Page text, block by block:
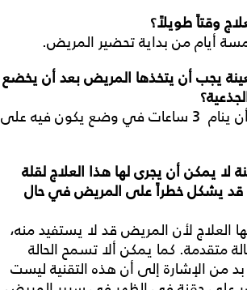
وقتاً طويلاً؟
أيام من بداية تحضير المريض.
يجب أن يتخذها المريض بعد أن يخضع
يطلب من المريض أن ينام 3 ساعات في وضع يكون فيه على
يمكن أن يجرى لها هذا العلاج لقلة
قد يشكل خطراً على المريض في حال
العلاج لأن المريض قد لا يستفيد منه،
متقدمة. كما يمكن ألا تسمح الحالة
بد من الإشارة إلى أن هذه التقنية ليست